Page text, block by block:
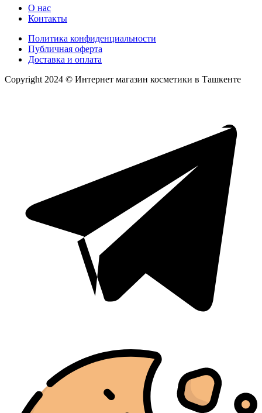
О нас
Контакты
Политика конфиденциальности
Публичная оферта
Доставка и оплата
Copyright 2024 © Интернет магазин косметики в Ташкенте